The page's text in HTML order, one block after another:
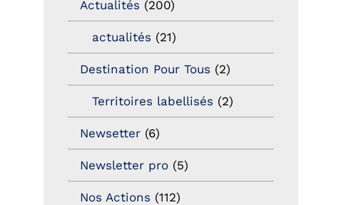
Actualités (200)
actualités (21)
Destination Pour Tous (2)
Territoires labellisés (2)
Newsetter (6)
Newsletter pro (5)
Nos Actions (112)